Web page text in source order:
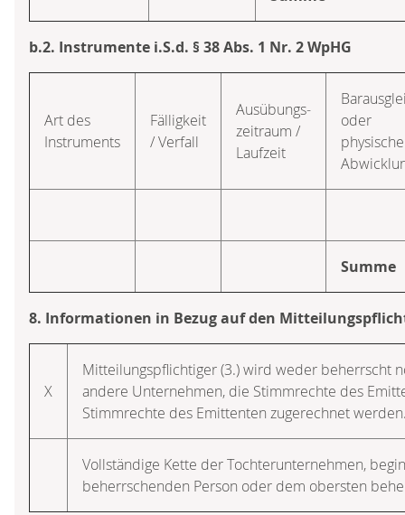
b.2. Instrumente i.S.d. § 38 Abs. 1 Nr. 2 WpHG
Art des
Instruments
Fälligkeit
/ Verfall
Ausübungs­
zeitraum /
Laufzeit
oder
physische
Summe
8. Informationen in Bezug auf den
X
Mitteilungspflichtiger (3.) wird weder beherrscht
andere Unternehmen, die Stimmrechte des
Stimmrechte des Emittenten zugerechnet
Vollständige Kette der Tochterunternehmen,
beherrschenden Person oder dem obersten